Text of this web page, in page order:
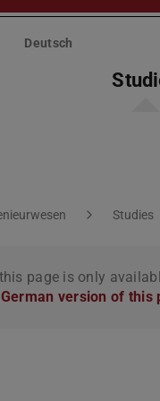
Deutsch
Studies
page is only
version of this